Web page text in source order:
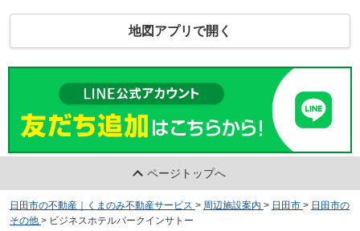
地図アプリで開く
ページトップへ
日田市の不動産｜くまのみ不動産サービス > 周辺施設案内 > 日田市 > 日田市の
その他 > ビジネスホテルパークインサトー